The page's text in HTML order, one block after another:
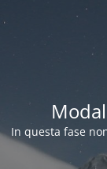
In questa fase